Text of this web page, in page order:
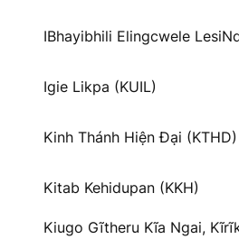
IBhayibhili Elingcwele
Igie Likpa (KUIL)
Kinh Thánh Hiện Đại (KTHD)
Kitab Kehidupan (KKH)
Kiugo Gĩtheru Kĩa Ngai,